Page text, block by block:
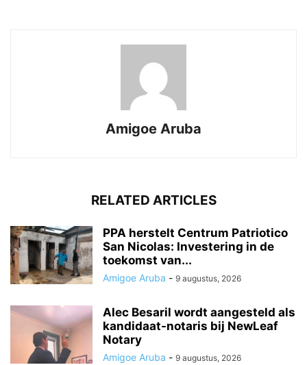
Amigoe Aruba
RELATED ARTICLES
PPA herstelt Centrum Patriotico
San Nicolas: Investering in de
toekomst van...
Amigoe Aruba - 9 augustus, 2026
Alec Besaril wordt aangesteld als
kandidaat-notaris bij NewLeaf
Notary
Amigoe Aruba - 9 augustus, 2026